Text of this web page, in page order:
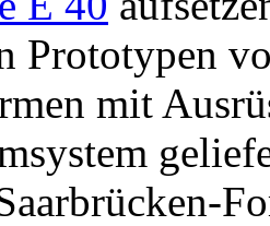
Prototypen
mit